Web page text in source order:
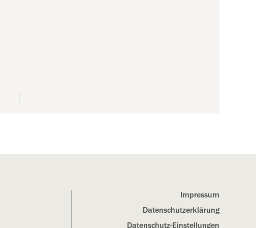
Impressum
Datenschutz­erklärung
Datenschutz-Einstellungen